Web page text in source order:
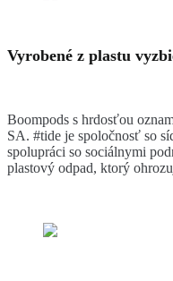
Vyrobené z plastu
Boompods s hrdosťou
SA. #tide je spoločnosť so
spolupráci so sociálnymi
plastový odpad, ktorý